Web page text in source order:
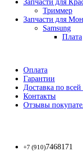
Запчасти для
Триммер
Запчасти для
Samsung
Плата
Оплата
Гарантии
Доставка по
Контакты
Отзывы
+7 (910)7468171